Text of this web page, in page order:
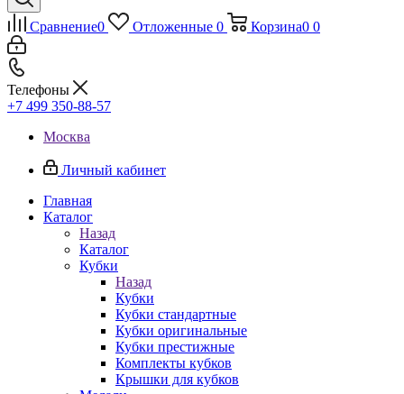
Сравнение0 Отложенные 0 Корзина0 0
Телефоны
+7 499 350-88-57
Москва
Личный кабинет
Главная
Каталог
Назад
Каталог
Кубки
Назад
Кубки
Кубки стандартные
Кубки оригинальные
Кубки престижные
Комплекты кубков
Крышки для кубков